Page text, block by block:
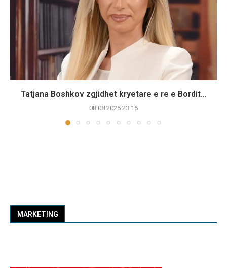
Tatjana Boshkov zgjidhet kryetare e re e Bordit...
08.08.2026 23:16
MARKETING